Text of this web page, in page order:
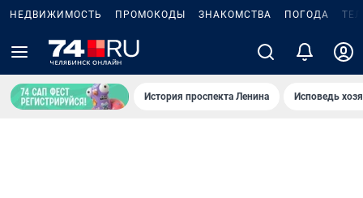
НЕДВИЖИМОСТЬ ПРОМОКОДЫ ЗНАКОМСТВА ПОГОДА
История проспекта Ленина Исповедь